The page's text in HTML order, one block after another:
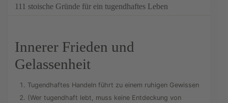
111 stoische Gründe für ein tugendhaftes Leben
Innerer Frieden und
Gelassenheit
Tugendhaftes Handeln führt zu einem ruhigen Gewissen
(Wer tugendhaft lebt, muss keine Entdeckung von